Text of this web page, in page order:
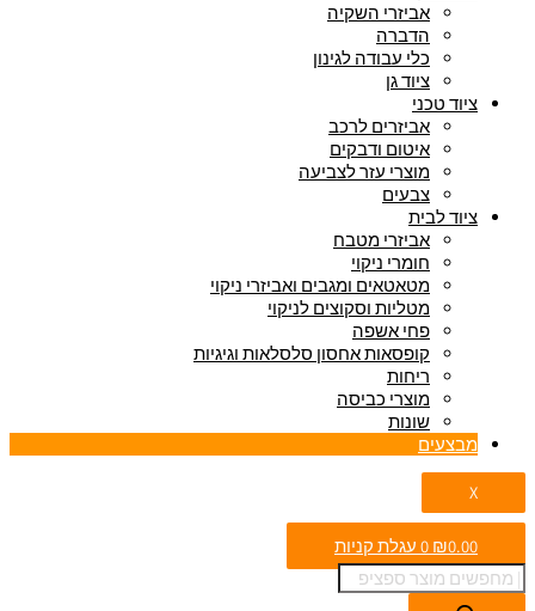
אביזרי השקיה
הדברה
כלי עבודה לגינון
ציוד גן
ציוד טכני
אביזרים לרכב
איטום ודבקים
מוצרי עזר לצביעה
צבעים
ציוד לבית
אביזרי מטבח
חומרי ניקוי
מטאטאים ומגבים ואביזרי ניקוי
מטליות וסקוצים לניקוי
פחי אשפה
קופסאות אחסון סלסלאות וגיגיות
ריחות
מוצרי כביסה
שונות
מבצעים
X
₪0.00
0 עגלת קניות